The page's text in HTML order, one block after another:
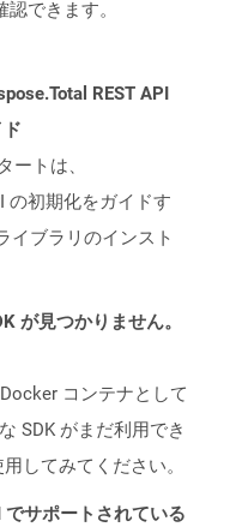
できます。
REST API
ートは、
の初期化をガイドす
イブラリのインスト
が見つかりません。
コンテナとして
SDK がまだ利用でき
してみてください。
サポートされている